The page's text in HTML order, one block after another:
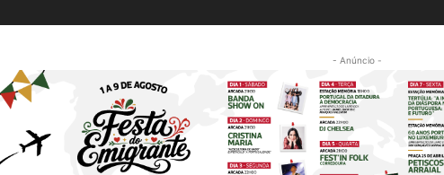
- Anúncio -